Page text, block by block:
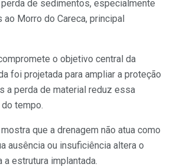
de sedimentos, especialmente
Morro do Careca, principal
o objetivo central da
foi projetada para ampliar a proteção
a perda de material reduz essa
tempo.
que a drenagem não atua como
ausência ou insuficiência altera o
estrutura implantada.